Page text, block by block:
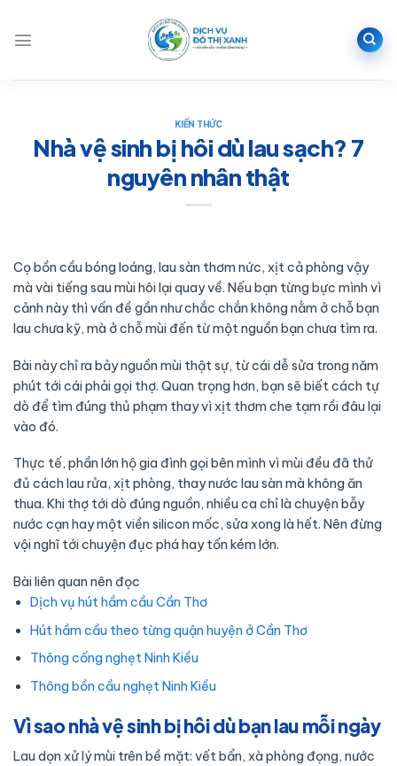
nội
KIẾN THỨC
Nhà vệ sinh bị hôi dù lau sạch? 7
nguyên nhân thật
Cọ bồn cầu bóng loáng, lau sàn thơm nức, xịt cả phòng vậy
mà vài tiếng sau mùi hôi lại quay về. Nếu bạn từng bực mình vì
cảnh này thì vấn đề gần như chắc chắn không nằm ở chỗ bạn
lau chưa kỹ, mà ở chỗ mùi đến từ một nguồn bạn chưa tìm ra.
Bài này chỉ ra bảy nguồn mùi thật sự, từ cái dễ sửa trong năm
phút tới cái phải gọi thợ. Quan trọng hơn, bạn sẽ biết cách tự
dò để tìm đúng thủ phạm thay vì xịt thơm che tạm rồi đâu lại
vào đó.
Thực tế, phần lớn hộ gia đình gọi bên mình vì mùi đều đã thử
đủ cách lau rửa, xịt phòng, thay nước lau sàn mà không ăn
thua. Khi thợ tới dò đúng nguồn, nhiều ca chỉ là chuyện bẫy
nước cạn hay một viền silicon mốc, sửa xong là hết. Nên đừng
vội nghĩ tới chuyện đục phá hay tốn kém lớn.
Bài liên quan nên đọc
Dịch vụ hút hầm cầu Cần Thơ
Hút hầm cầu theo từng quận huyện ở Cần Thơ
Thông cống nghẹt Ninh Kiều
Thông bồn cầu nghẹt Ninh Kiều
Vì sao nhà vệ sinh bị hôi dù bạn lau mỗi ngày
Lau dọn xử lý mùi trên bề mặt: vết bẩn, xà phòng đọng, nước